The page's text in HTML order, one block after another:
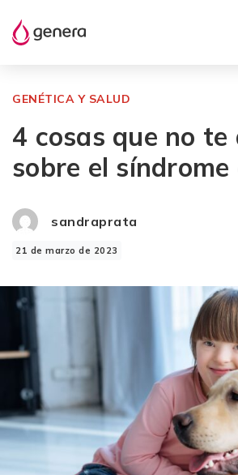
GENÉTICA Y SALUD
4 cosas que no te
sobre el
sandraprata
21 de marzo de 2023